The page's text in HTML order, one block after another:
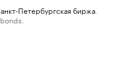
Петербургская биржа